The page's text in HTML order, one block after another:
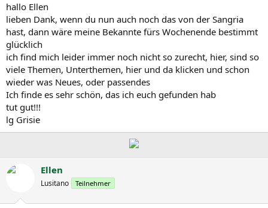
hallo Ellen
lieben Dank, wenn du nun auch noch das von der Sangria
hast, dann wäre meine Bekannte fürs Wochenende bestimmt
glücklich
ich find mich leider immer noch nicht so zurecht, hier, sind so
viele Themen, Unterthemen, hier und da klicken und schon
wieder was Neues, oder passendes
Ich finde es sehr schön, das ich euch gefunden hab
tut gut!!!
lg Grisie
Ellen
Lusitano Teilnehmer